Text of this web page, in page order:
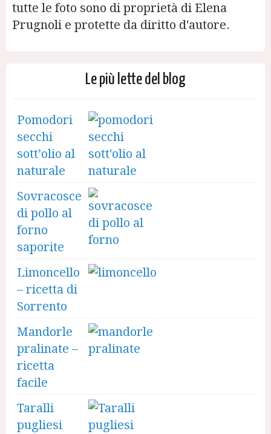
tutte le foto sono di proprietà di Elena
Prugnoli e protette da diritto d'autore.
Le più lette del blog
Pomodori
secchi
sott’olio al
naturale
Sovracosce
di pollo al
forno
saporite
Limoncello
– ricetta di
Sorrento
Mandorle
pralinate –
ricetta
facile
Taralli
pugliesi